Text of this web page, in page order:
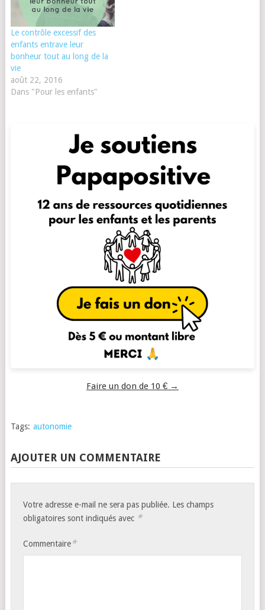
Le contrôle excessif des
enfants entrave leur
bonheur tout au long de la
vie
août 22, 2016
Dans "Pour les enfants"
Faire un don de 10 € →
Tags: autonomie
AJOUTER UN COMMENTAIRE
Votre adresse e-mail ne sera pas publiée. Les champs
obligatoires sont indiqués avec *
Commentaire*